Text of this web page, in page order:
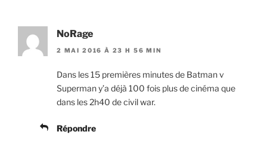
NoRage
2 MAI 2016 À 23 H 56 MIN
Dans les 15 premières minutes de Batman v
Superman y’a déjà 100 fois plus de cinéma que
dans les 2h40 de civil war.
Répondre